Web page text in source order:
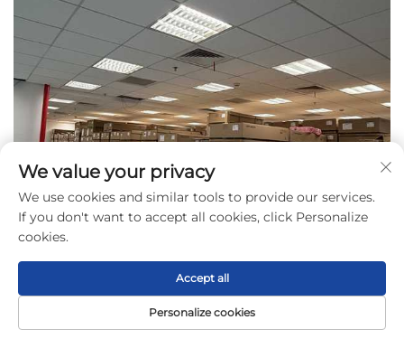
หน้าแรก สินค้า เกี่ยวกับ ติดต่อ
We value your privacy
We use cookies and similar tools to provide our services.
If you don't want to accept all cookies, click Personalize
cookies.
Personalize cookies
Accept all